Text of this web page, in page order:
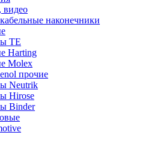
видео
наконечники
TE
Harting
Molex
прочие
Neutrik
Hirose
Binder